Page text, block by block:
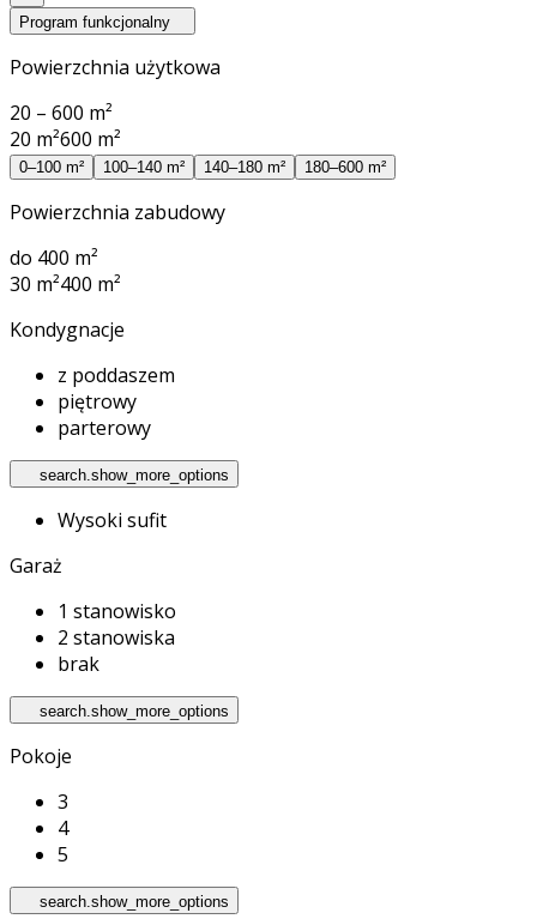
Program funkcjonalny
Powierzchnia użytkowa
20 – 600 m²
20 m²600 m²
0–100 m² 100–140 m² 140–180 m² 180–600 m²
Powierzchnia zabudowy
do 400 m²
30 m²400 m²
Kondygnacje
z poddaszem
piętrowy
parterowy
search.show_more_options
Wysoki sufit
Garaż
1 stanowisko
2 stanowiska
brak
search.show_more_options
Pokoje
3
4
5
search.show_more_options